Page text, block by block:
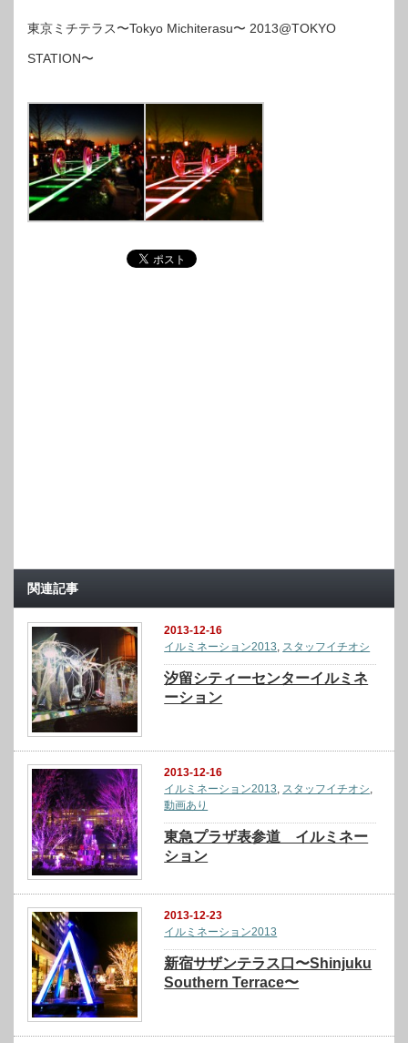
東京ミチテラス〜Tokyo Michiterasu〜 2013@TOKYO
STATION〜
関連記事
2013-12-16
イルミネーション2013, スタッフイチオシ
汐留シティーセンターイルミネ
ーション
2013-12-16
イルミネーション2013, スタッフイチオシ,
動画あり
東急プラザ表参道 イルミネー
ション
2013-12-23
イルミネーション2013
新宿サザンテラス口〜Shinjuku
Southern Terrace〜